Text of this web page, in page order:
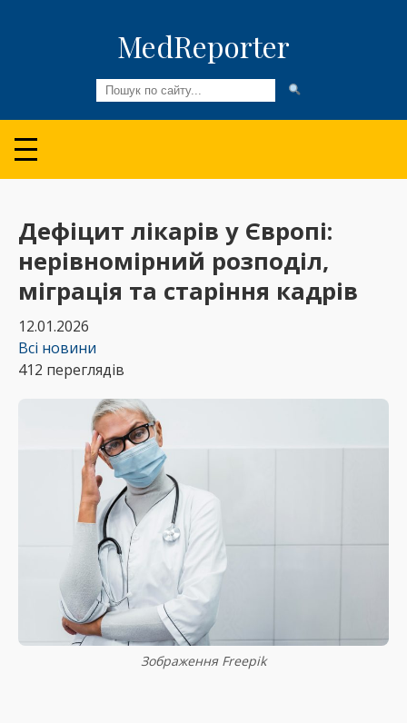
MedReporter
Всі новини
Огляди та Аналітика
Медспільнота
Колонки
Відео
Пацієнтам
Дефіцит лікарів у Європі:
нерівномірний розподіл,
міграція та старіння кадрів
12.01.2026
Всі новини
412 переглядів
Зображення Freepik